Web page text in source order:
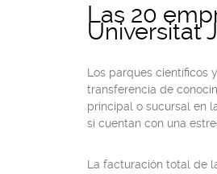
Las 20
Universitat
Los parques científicos
transferencia de
principal o sucursal en
sí cuentan con una
La facturación total de